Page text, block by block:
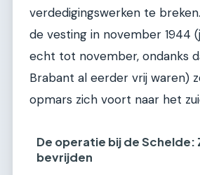
verdedigingswerken te
de vesting in november 1944
echt tot november, ondanks
Brabant al eerder vrij waren)
opmars zich voort naar het
De operatie bij de Schelde:
bevrijden